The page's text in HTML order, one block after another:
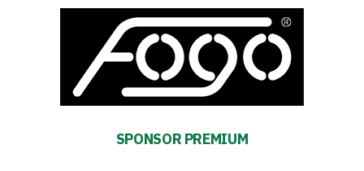
SPONSOR PREMIUM